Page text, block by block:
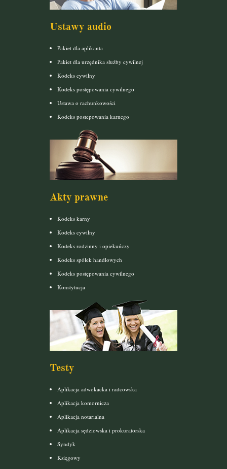
Ustawy audio
Pakiet dla aplikanta
Pakiet dla urzędnika służby cywilnej
Kodeks cywilny
Kodeks postępowania cywilnego
Ustawa o rachunkowości
Kodeks postepowania karnego
Akty prawne
Kodeks karny
Kodeks cywilny
Kodeks rodzinny i opiekuńczy
Kodeks spółek handlowych
Kodeks postępowania cywilnego
Konstytucja
Testy
Aplikacja adwokacka i radcowska
Aplikacja komornicza
Aplikacja notarialna
Aplikacja sędziowska i prokuratorska
Syndyk
Księgowy